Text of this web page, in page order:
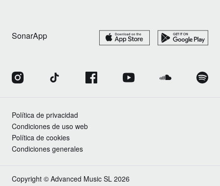
SonarApp
Política de privacidad
Condiciones de uso web
Política de cookies
Condiciones generales
Copyright © Advanced Music SL 2026